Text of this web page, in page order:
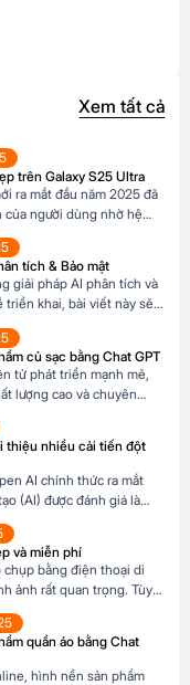
Xem tất cả
trên Galaxy S25 Ultra
ra mắt đầu năm 2025 đã
người dùng nhờ hệ
chính lên đến
và các tính năng
khoảnh khắc đẹp trong
tích & Bảo mật
giải pháp AI phân tích và
triển khai, bài viết này sẽ
và Neowin. Ferret,
công cụ […]
củ sạc bằng Chat GPT
tử phát triển mạnh mẽ,
lượng cao và chuyên
chuột, tăng chuyển đổi
hiệu. Tin vui là […]
thiệu nhiều cải tiến đột
AI chính thức ra mắt
(AI) được đánh giá là
năng lý luận, lập trình,
đa […]
và miễn phí
bằng điện thoại di
ảnh rất quan trọng. Tùy
ảnh miễn phí trên di
App […]
quần áo bằng Chat
hình nền sản phẩm